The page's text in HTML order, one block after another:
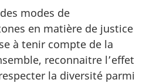
modes de
en matière de justice
à tenir compte de la
reconnaitre l’effet
la diversité parmi